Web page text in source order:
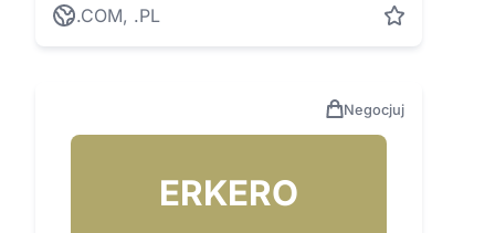
.COM, .PL
Negocjuj
ERKERO